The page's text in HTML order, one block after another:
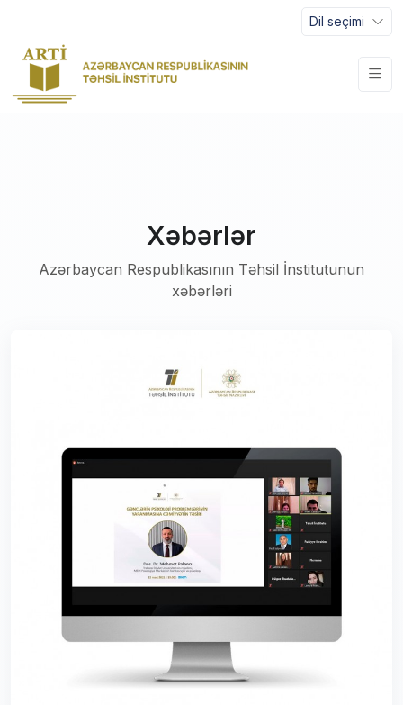
Dil seçimi
Xəbərlər
Azərbaycan Respublikasının Təhsil İnstitutunun
xəbərləri